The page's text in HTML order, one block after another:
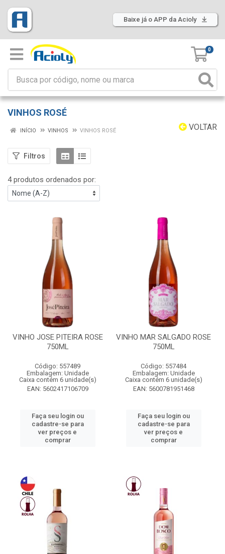
Baixe já o APP da Acioly
0
VINHOS ROSÉ
VOLTAR
INÍCIO VINHOS VINHOS ROSÉ
Filtros
4 produtos ordenados por:
VINHO JOSE PITEIRA ROSE
750ML
Código: 557489
Embalagem: Unidade
Caixa contém 6 unidade(s)
EAN: 5602417106709
Faça seu login ou
cadastre-se para
ver preços e
comprar
VINHO MAR SALGADO ROSE
750ML
Código: 557484
Embalagem: Unidade
Caixa contém 6 unidade(s)
EAN: 5600781951468
Faça seu login ou
cadastre-se para
ver preços e
comprar